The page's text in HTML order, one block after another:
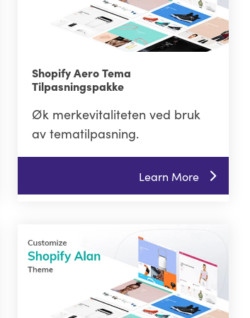
Shopify Aero Tema
Tilpasningspakke
Øk merkevitaliteten ved bruk
av tematilpasning.
Learn More